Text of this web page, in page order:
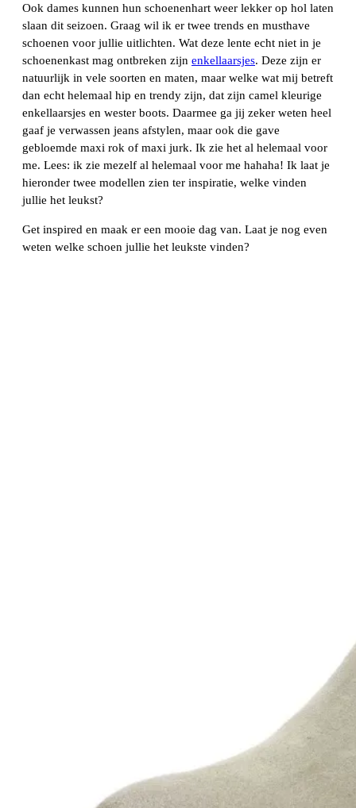
Ook dames kunnen hun schoenenhart weer lekker op hol laten
slaan dit seizoen. Graag wil ik er twee trends en musthave
schoenen voor jullie uitlichten. Wat deze lente echt niet in je
schoenenkast mag ontbreken zijn enkellaarsjes. Deze zijn er
natuurlijk in vele soorten en maten, maar welke wat mij betreft
dan echt helemaal hip en trendy zijn, dat zijn camel kleurige
enkellaarsjes en wester boots. Daarmee ga jij zeker weten heel
gaaf je verwassen jeans afstylen, maar ook die gave
gebloemde maxi rok of maxi jurk. Ik zie het al helemaal voor
me. Lees: ik zie mezelf al helemaal voor me hahaha! Ik laat je
hieronder twee modellen zien ter inspiratie, welke vinden
jullie het leukst?
Get inspired en maak er een mooie dag van. Laat je nog even
weten welke schoen jullie het leukste vinden?